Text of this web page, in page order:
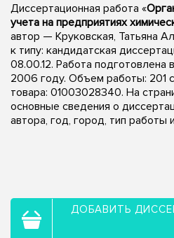
Диссертационная работа «
учета на предприятиях
автор — Круковская, Татьяна
к типу: кандидатская
08.00.12. Работа подготовлена
2006 году. Объем работы: 201
товара: 01003028340. На
основные сведения о
автора, год, город, тип работы
ДОБАВИТЬ